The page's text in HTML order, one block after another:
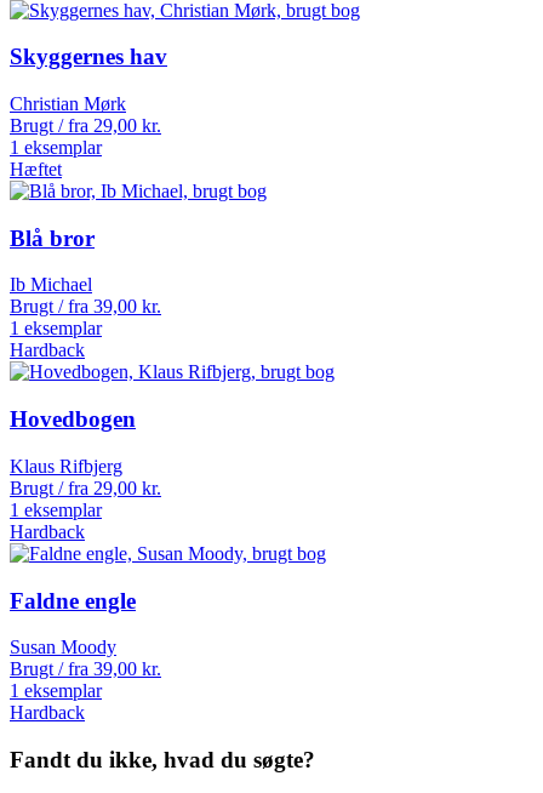
Skyggernes hav
Christian Mørk
Brugt / fra 29,00 kr.
1 eksemplar
Hæftet
Blå bror
Ib Michael
Brugt / fra 39,00 kr.
1 eksemplar
Hardback
Hovedbogen
Klaus Rifbjerg
Brugt / fra 29,00 kr.
1 eksemplar
Hardback
Faldne engle
Susan Moody
Brugt / fra 39,00 kr.
1 eksemplar
Hardback
Fandt du ikke, hvad du søgte?